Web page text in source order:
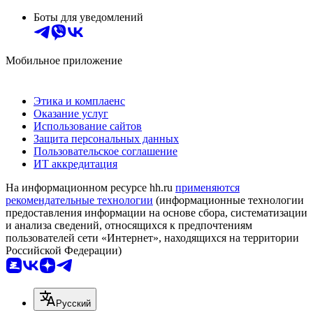
Боты для уведомлений
Мобильное приложение
Этика и комплаенс
Оказание услуг
Использование сайтов
Защита персональных данных
Пользовательское соглашение
ИТ аккредитация
На информационном ресурсе hh.ru применяются
рекомендательные технологии (информационные технологии
предоставления информации на основе сбора, систематизации
и анализа сведений, относящихся к предпочтениям
пользователей сети «Интернет», находящихся на территории
Российской Федерации)
Русский